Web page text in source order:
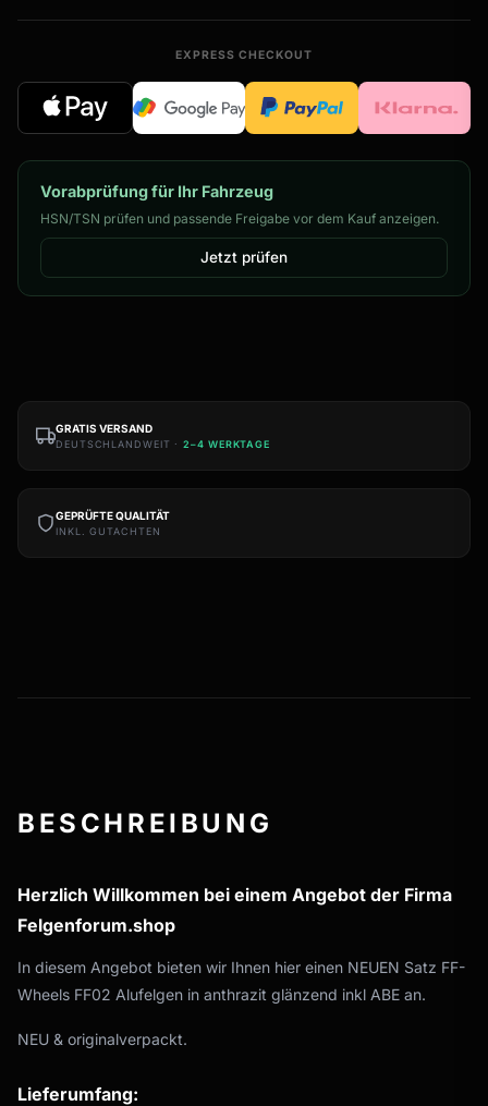
EXPRESS CHECKOUT
Vorabprüfung für Ihr Fahrzeug
HSN/TSN prüfen und passende Freigabe vor dem Kauf anzeigen.
Jetzt prüfen
GRATIS VERSAND
DEUTSCHLANDWEIT ·2–4 WERKTAGE
GEPRÜFTE QUALITÄT
INKL. GUTACHTEN
BESCHREIBUNG
Herzlich Willkommen bei einem Angebot der Firma
Felgenforum.shop
In diesem Angebot bieten wir Ihnen hier einen NEUEN Satz FF-
Wheels FF02 Alufelgen in anthrazit glänzend inkl ABE an.
NEU & originalverpackt.
Lieferumfang: